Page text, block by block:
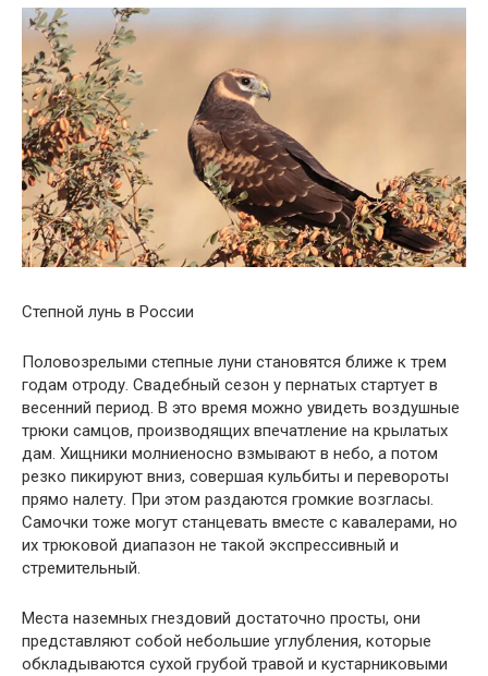
Степной лунь в России
Половозрелыми степные луни становятся ближе к трем
годам отроду. Свадебный сезон у пернатых стартует в
весенний период. В это время можно увидеть воздушные
трюки самцов, производящих впечатление на крылатых
дам. Хищники молниеносно взмывают в небо, а потом
резко пикируют вниз, совершая кульбиты и перевороты
прямо налету. При этом раздаются громкие возгласы.
Самочки тоже могут станцевать вместе с кавалерами, но
их трюковой диапазон не такой экспрессивный и
стремительный.
Места наземных гнездовий достаточно просты, они
представляют собой небольшие углубления, которые
обкладываются сухой грубой травой и кустарниковыми